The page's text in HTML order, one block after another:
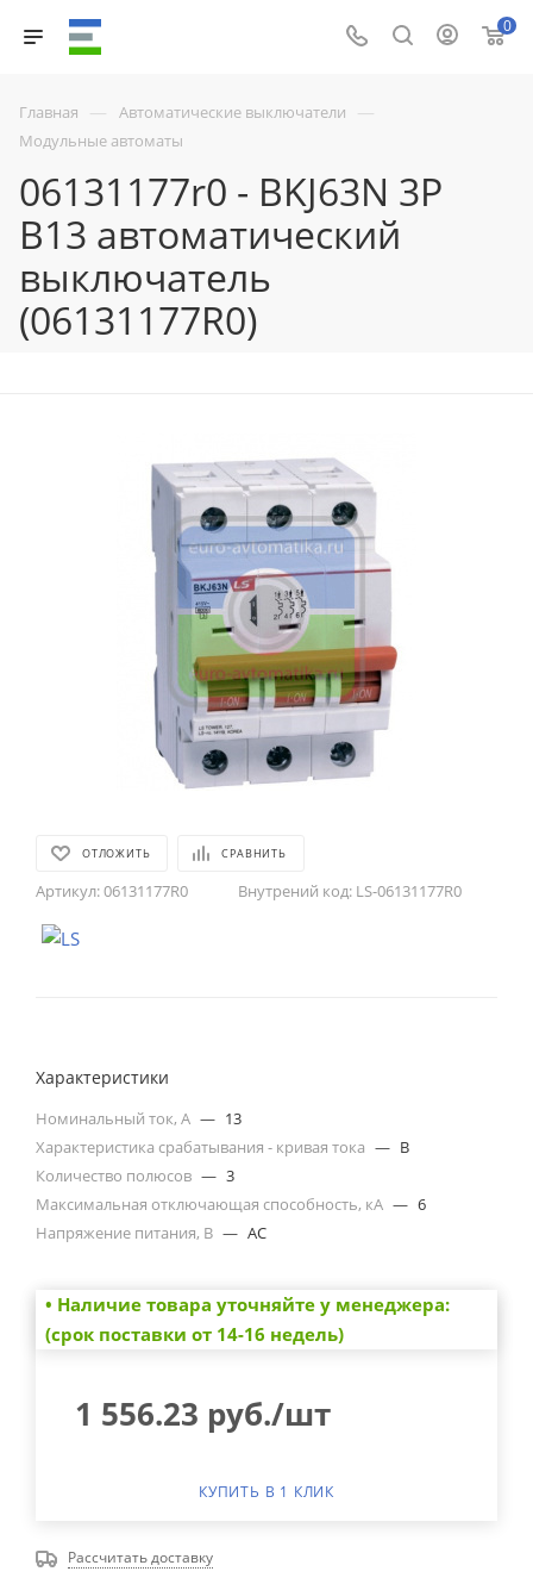
0
Главная — Автоматические выключатели —
Модульные автоматы
06131177r0 - BKJ63N 3P
B13 автоматический
выключатель
(06131177R0)
ОТЛОЖИТЬ СРАВНИТЬ
Артикул:06131177R0 Внутрений код: LS-06131177R0
Характеристики
Номинальный ток, А — 13
Характеристика срабатывания - кривая тока — B
Количество полюсов — 3
Максимальная отключающая способность, кА — 6
Напряжение питания, В — AC
• Наличие товара уточняйте у менеджера:
(срок поставки от 14-16 недель)
1 556.23 руб./шт
КУПИТЬ В 1 КЛИК
Рассчитать доставку